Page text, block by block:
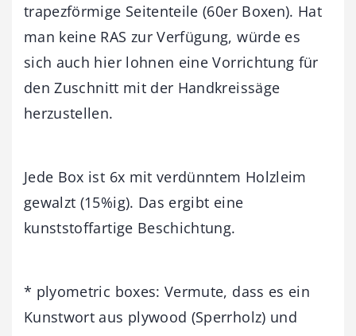
trapezförmige Seitenteile (60er Boxen). Hat
man keine RAS zur Verfügung, würde es
sich auch hier lohnen eine Vorrichtung für
den Zuschnitt mit der Handkreissäge
herzustellen.
Jede Box ist 6x mit verdünntem Holzleim
gewalzt (15%ig). Das ergibt eine
kunststoffartige Beschichtung.
* plyometric boxes: Vermute, dass es ein
Kunstwort aus plywood (Sperrholz) und